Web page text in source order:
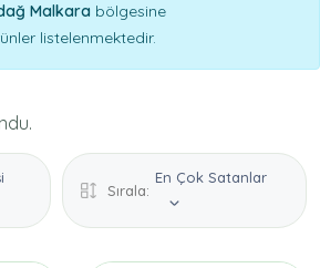
Malkara bölgesine
listelenmektedir.
Sırala:
En Çok Satanlar